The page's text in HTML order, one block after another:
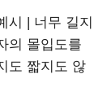
시 | 너무 길지
의 몰입도를
도 짧지도 않